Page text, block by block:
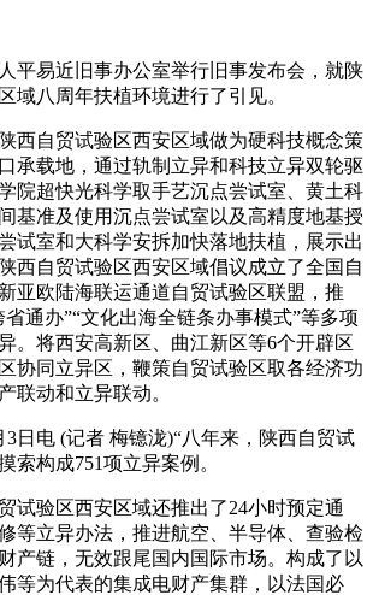
易近旧事办公室举行旧事发布会，就陕
域八周年扶植环境进行了引见。
自贸试验区西安区域做为硬科技概念策
承载地，通过轨制立异和科技立异双轮驱
院超快光科学取手艺沉点尝试室、黄土科
基准及使用沉点尝试室以及高精度地基授
试室和大科学安拆加快落地扶植，展示出
西自贸试验区西安区域倡议成立了全国自
亚欧陆海联运通道自贸试验区联盟，推
通办”“文化出海全链条办事模式”等多项
。将西安高新区、曲江新区等6个开辟区
协同立异区，鞭策自贸试验区取各经济功
联动和立异联动。
电 (记者 梅镱泷)“八年来，陕西自贸试
索构成751项立异案例。
验区西安区域还推出了24小时预定通
等立异办法，推进航空、半导体、查验检
产链，无效跟尾国内国际市场。构成了以
等为代表的集成电财产集群，以法国必